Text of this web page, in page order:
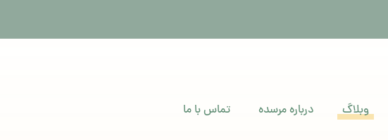
وبلاگ درباره مرسده تماس با ما